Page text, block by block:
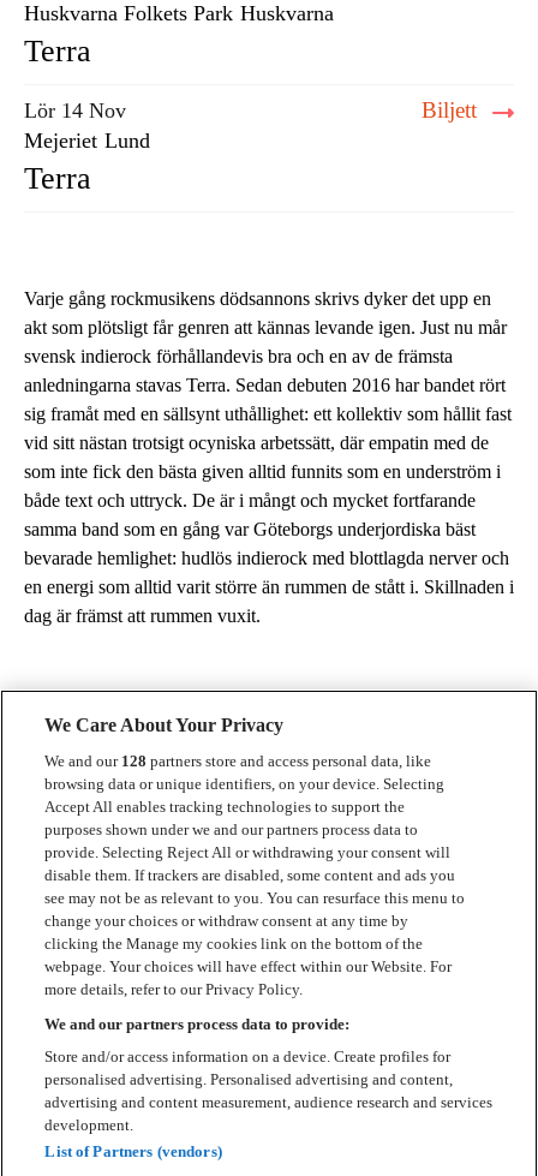
Huskvarna Folkets Park Huskvarna
Terra
Lör 14 Nov
Mejeriet Lund
Biljett
Terra
Varje gång rockmusikens dödsannons skrivs dyker det upp en
akt som plötsligt får genren att kännas levande igen. Just nu mår
svensk indierock förhållandevis bra och en av de främsta
anledningarna stavas Terra. Sedan debuten 2016 har bandet rört
sig framåt med en sällsynt uthållighet: ett kollektiv som hållit fast
vid sitt nästan trotsigt ocyniska arbetssätt, där empatin med de
som inte fick den bästa given alltid funnits som en underström i
både text och uttryck. De är i mångt och mycket fortfarande
samma band som en gång var Göteborgs underjordiska bäst
bevarade hemlighet: hudlös indierock med blottlagda nerver och
en energi som alltid varit större än rummen de stått i. Skillnaden i
dag är främst att rummen vuxit.
Kontakt
Press
Om Luger
Samarbeten
Boka artist
Sekretesspolicy
Cookiepolicy
We Care About Your Privacy
We and our 128 partners store and access personal data, like
browsing data or unique identifiers, on your device. Selecting
Accept All enables tracking technologies to support the
purposes shown under we and our partners process data to
provide. Selecting Reject All or withdrawing your consent will
disable them. If trackers are disabled, some content and ads you
see may not be as relevant to you. You can resurface this menu to
change your choices or withdraw consent at any time by
clicking the Manage my cookies link on the bottom of the
webpage. Your choices will have effect within our Website. For
more details, refer to our Privacy Policy.
We and our partners process data to provide:
Store and/or access information on a device. Create profiles for
personalised advertising. Personalised advertising and content,
advertising and content measurement, audience research and services
development.
List of Partners (vendors)